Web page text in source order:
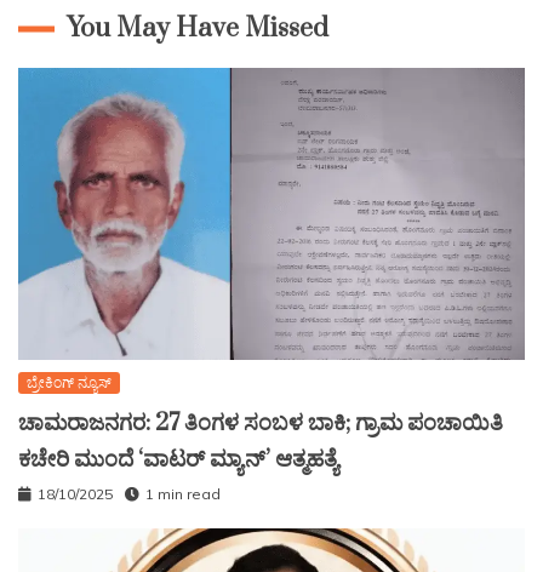
You May Have Missed
ಬ್ರೇಕಿಂಗ್ ನ್ಯೂಸ್
ಚಾಮರಾಜನಗರ: 27 ತಿಂಗಳ ಸಂಬಳ ಬಾಕಿ; ಗ್ರಾಮ ಪಂಚಾಯಿತಿ
ಕಚೇರಿ ಮುಂದೆ ‘ವಾಟರ್ ಮ್ಯಾನ್’ ಆತ್ಮಹತ್ಯೆ
18/10/2025 1 min read